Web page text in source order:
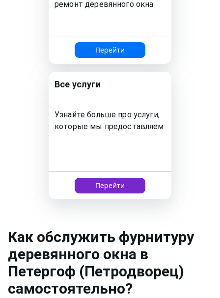
ремонтдеревянного окна
Перейти
Все услуги
Узнайте больше про услуги,
которые мы предоставляем
Перейти
Как обслужить фурнитуру
деревянного окна в
Петергоф (Петродворец)
самостоятельно?